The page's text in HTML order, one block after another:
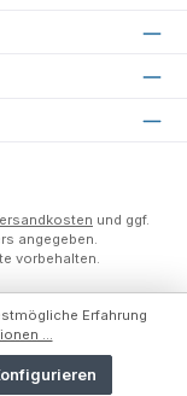
und ggf.
angegeben.
vorbehalten.
Erfahrung
...